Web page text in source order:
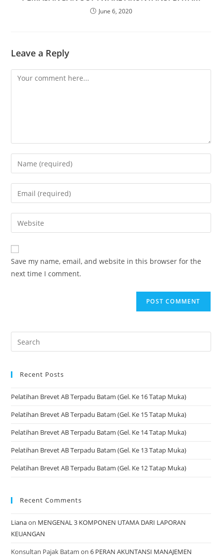
June 6, 2020
Leave a Reply
Save my name, email, and website in this browser for the
next time I comment.
Recent Posts
Pelatihan Brevet AB Terpadu Batam (Gel. Ke 16 Tatap Muka)
Pelatihan Brevet AB Terpadu Batam (Gel. Ke 15 Tatap Muka)
Pelatihan Brevet AB Terpadu Batam (Gel. Ke 14 Tatap Muka)
Pelatihan Brevet AB Terpadu Batam (Gel. Ke 13 Tatap Muka)
Pelatihan Brevet AB Terpadu Batam (Gel. Ke 12 Tatap Muka)
Recent Comments
Lianaon MENGENAL 3 KOMPONEN UTAMA DARI LAPORAN
KEUANGAN
Konsultan Pajak Batam on6 PERAN AKUNTANSI MANAJEMEN